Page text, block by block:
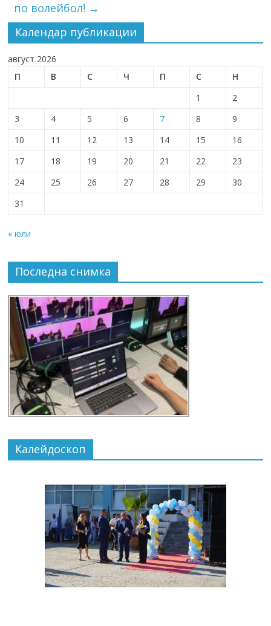
по волейбол! →
Календар публикации
август 2026
П
В С Ч П С
Н
1
2
3
4 5 6 7 8
9
10
11 12 13 14 15
16
17
18 19 20 21 22
23
24
25 26 27 28 29
30
31
« юли
Последна снимка
Калейдоскоп